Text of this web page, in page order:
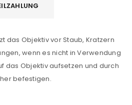
das Objektiv vor Staub, Kratzern
wenn es nicht in Verwendung
das Objektiv aufsetzen und durch
befestigen.